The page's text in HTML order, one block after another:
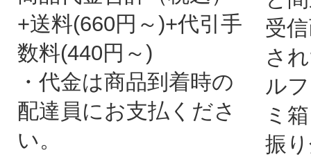
+送料(660円～)+代引手
数料(440円～)
・代金は商品到着時の
配達員にお支払くださ
い。
受
さ
ル
ミ
振